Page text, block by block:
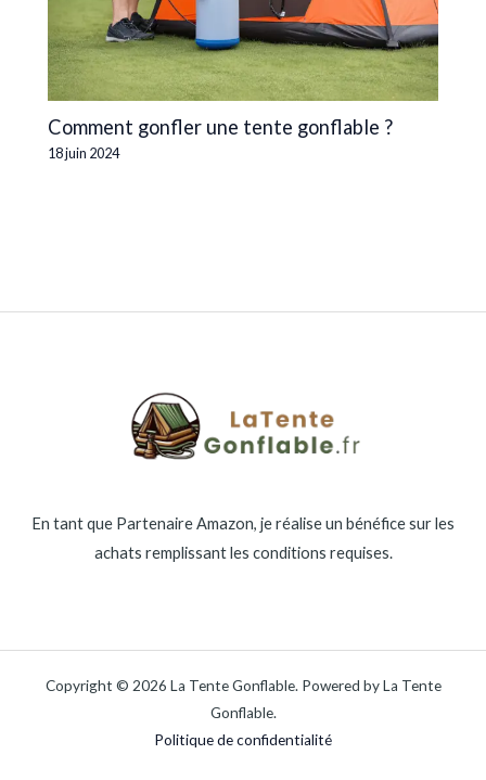
Comment gonfler une tente gonflable ?
18 juin 2024
En tant que Partenaire Amazon, je réalise un bénéfice sur les
achats remplissant les conditions requises.
Copyright © 2026 La Tente Gonflable. Powered by La Tente
Gonflable.
Politique de confidentialité